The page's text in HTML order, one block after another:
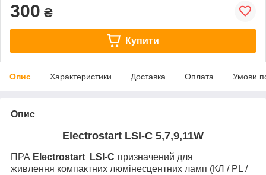
300 ₴
Купити
Опис Характеристики Доставка Оплата Умови
Опис
Electrostart LSI-C 5,7,9,11W
ПРА Electrostart LSI-C призначений для
живлення компактних люмінесцентних ламп (КЛ / PL /